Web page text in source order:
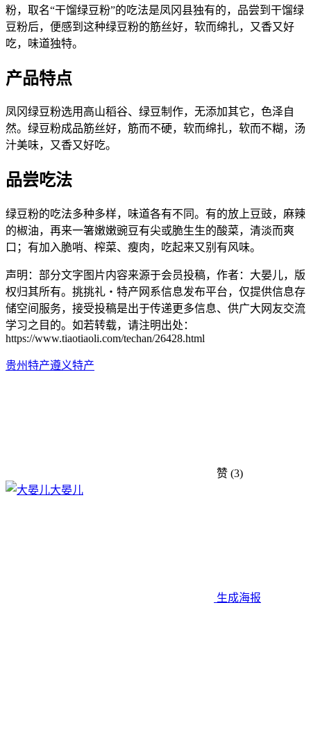
粉，取名“干馏绿豆粉”的吃法是凤冈县独有的，品尝到干馏绿
豆粉后，便感到这种绿豆粉的筋丝好，软而绵扎，又香又好
吃，味道独特。
产品特点
凤冈绿豆粉选用高山稻谷、绿豆制作，无添加其它，色泽自
然。绿豆粉成品筋丝好，筋而不硬，软而绵扎，软而不糊，汤
汁美味，又香又好吃。
品尝吃法
绿豆粉的吃法多种多样，味道各有不同。有的放上豆豉，麻辣
的椒油，再来一箸嫩嫩豌豆有尖或脆生生的酸菜，清淡而爽
口；有加入脆哨、榨菜、瘦肉，吃起来又别有风味。
声明：部分文字图片内容来源于会员投稿，作者：大晏儿，版
权归其所有。挑挑礼・特产网系信息发布平台，仅提供信息存
储空间服务，接受投稿是出于传递更多信息、供广大网友交流
学习之目的。如若转载，请注明出处：
https://www.tiaotiaoli.com/techan/26428.html
贵州特产遵义特产
赞 (3)
大晏儿
生成海报